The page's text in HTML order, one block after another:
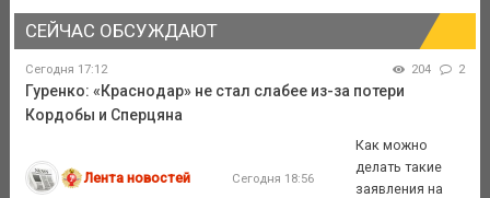
СЕЙЧАС ОБСУЖДАЮТ
Сегодня 17:12 204 2
Гуренко: «Краснодар» не стал слабее из-за потери
Кордобы и Сперцяна
Лента новостей Сегодня 18:56
Как можно
делать такие
заявления на